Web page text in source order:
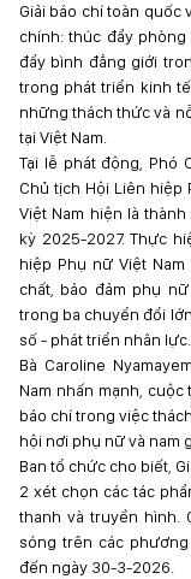
Giải báo chí toàn quốc
chính: thúc đẩy
đẩy bình đẳng giới
trong phát triển kinh
những thách thức và
tại Việt Nam.
Tại lễ phát động, Phó
Chủ tịch Hội Liên hiệp
Việt Nam hiện là
kỳ 2025-2027. Thực
hiệp Phụ nữ Việt
chất, bảo đảm phụ
trong ba chuyển đổi
số - phát triển nhân lực.
Bà Caroline
Nam nhấn mạnh,
báo chí trong việc
hội nơi phụ nữ và nam
Ban tổ chức cho biết,
2 xét chọn các tác
thanh và truyền hình.
sóng trên các
đến ngày 30-3-2026.